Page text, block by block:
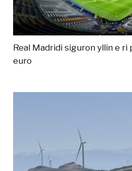
Real Madridi siguron yllin e ri
euro